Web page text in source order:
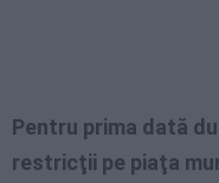
Pentru prima dată
restricţii pe piaţa